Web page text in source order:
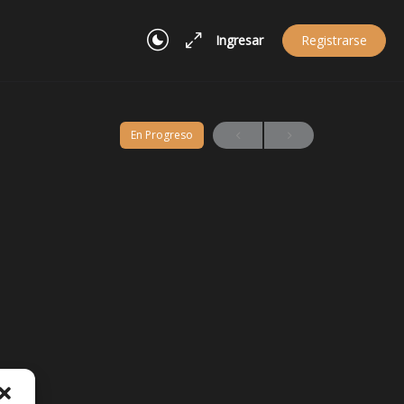
Ingresar Registrarse
En Progreso